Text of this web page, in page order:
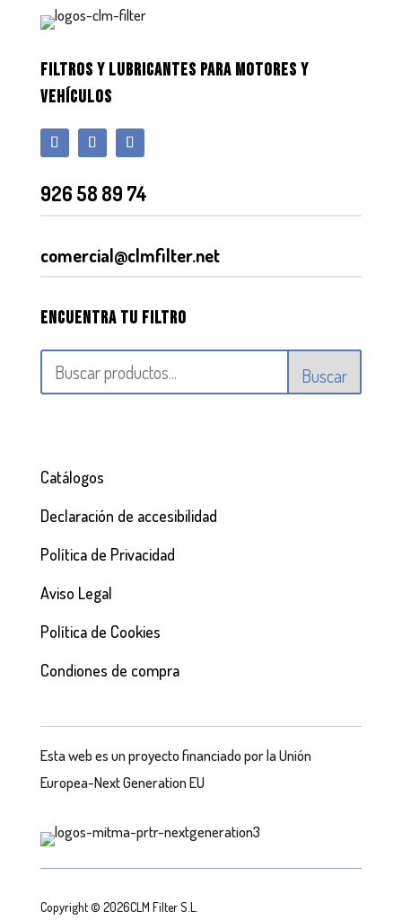
FILTROS Y LUBRICANTES PARA MOTORES Y
VEHÍCULOS
926 58 89 74
comercial@clmfilter.net
Encuentra tu filtro
Buscar
Catálogos
Declaración de accesibilidad
Política de Privacidad
Aviso Legal
Política de Cookies
Condiones de compra
Esta web es un proyecto financiado por la Unión
Europea-Next Generation EU
Copyright © 2026CLM Filter S.L.